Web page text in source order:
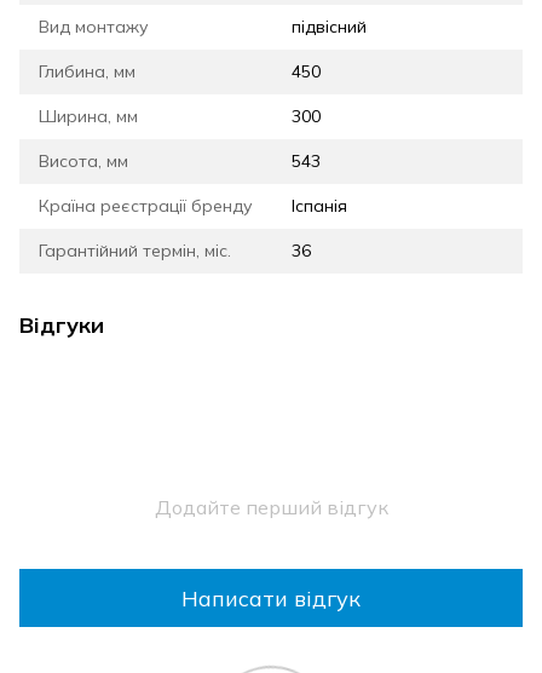
Вид монтажу підвісний
Глибина, мм 450
Ширина, мм 300
Висота, мм 543
Країна реєстрації бренду Іспанія
Гарантійний термін, міс. 36
Відгуки
Додайте перший відгук
Написати відгук